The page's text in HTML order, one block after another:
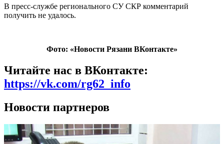
В пресс-службе регионального СУ СКР комментарий
получить не удалось.
Фото: «Новости Рязани ВКонтакте»
Читайте нас в ВКонтакте:
https://vk.com/rg62_info
Новости партнеров